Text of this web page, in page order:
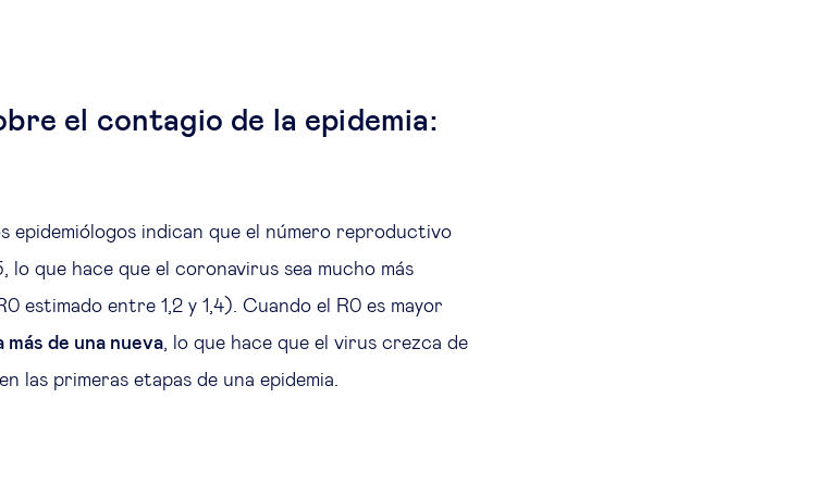
el contagio de la epidemia:
epidemiólogos indican que el número reproductivo
que hace que el coronavirus sea mucho más
estimado entre 1,2 y 1,4). Cuando el R0 es mayor
de una nueva, lo que hace que el virus crezca de
las primeras etapas de una epidemia.